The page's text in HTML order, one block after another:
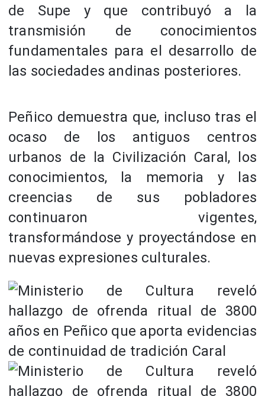
de Supe y que contribuyó a la
transmisión de conocimientos
fundamentales para el desarrollo de
las sociedades andinas posteriores.
Peñico demuestra que, incluso tras el
ocaso de los antiguos centros
urbanos de la Civilización Caral, los
conocimientos, la memoria y las
creencias de sus pobladores
continuaron vigentes,
transformándose y proyectándose en
nuevas expresiones culturales.